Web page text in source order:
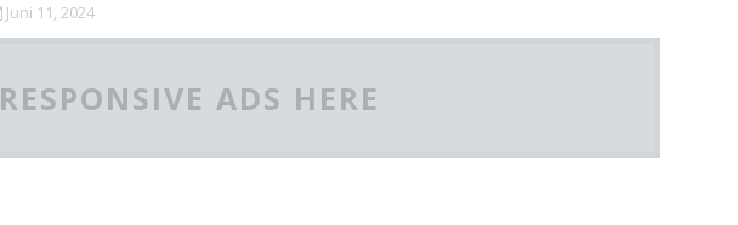
Juni 11, 2024
RESPONSIVE ADS HERE